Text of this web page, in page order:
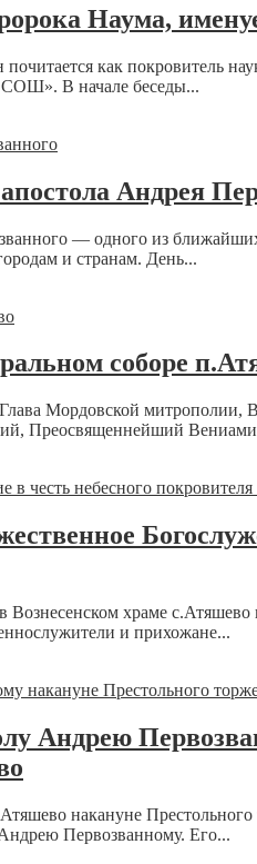
Наума,
как покровитель
СОШ». В начале беседы...
Андрея
— одного из
и странам. День...
соборе
Мордовской
Преосвященнейший
храме
и прихожане...
Андрею
накануне
Первозванному. Его...